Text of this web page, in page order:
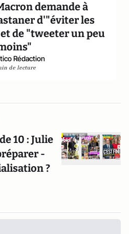
demande à
d'"éviter les
de "tweeter un peu
Rédaction
de lecture
10 : Julie
-
?